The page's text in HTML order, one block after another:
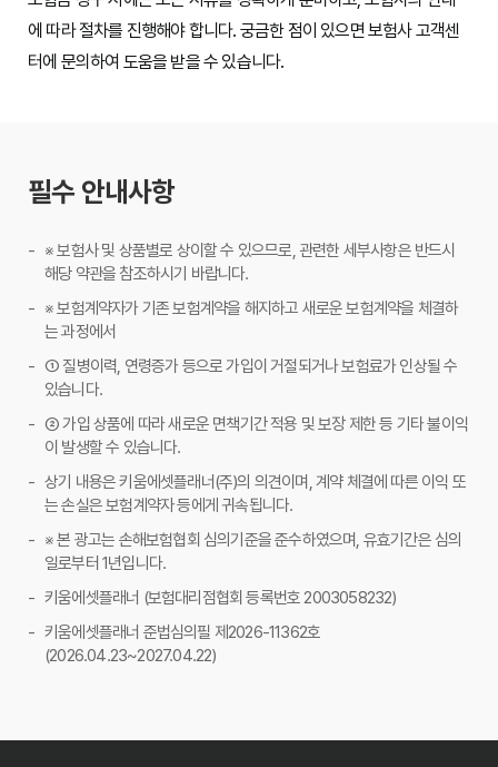
에 따라 절차를 진행해야 합니다. 궁금한 점이 있으면 보험사 고객센
터에 문의하여 도움을 받을 수 있습니다.
필수 안내사항
※ 보험사 및 상품별로 상이할 수 있으므로, 관련한 세부사항은 반드시
해당 약관을 참조하시기 바랍니다.
※ 보험계약자가 기존 보험계약을 해지하고 새로운 보험계약을 체결하
는 과정에서
① 질병이력, 연령증가 등으로 가입이 거절되거나 보험료가 인상될 수
있습니다.
② 가입 상품에 따라 새로운 면책기간 적용 및 보장 제한 등 기타 불이익
이 발생할 수 있습니다.
상기 내용은 키움에셋플래너(주)의 의견이며, 계약 체결에 따른 이익 또
는 손실은 보험계약자 등에게 귀속됩니다.
※ 본 광고는 손해보험협회 심의기준을 준수하였으며, 유효기간은 심의
일로부터 1년입니다.
키움에셋플래너 (보험대리점협회 등록번호 2003058232)
키움에셋플래너 준법심의필 제2026-11362호
(2026.04.23~2027.04.22)